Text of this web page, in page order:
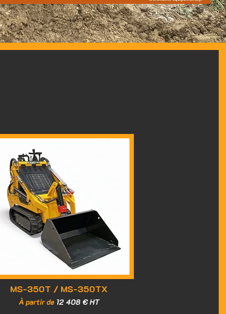
MS-350T / MS-350TX
À partir de 12 408 € HT